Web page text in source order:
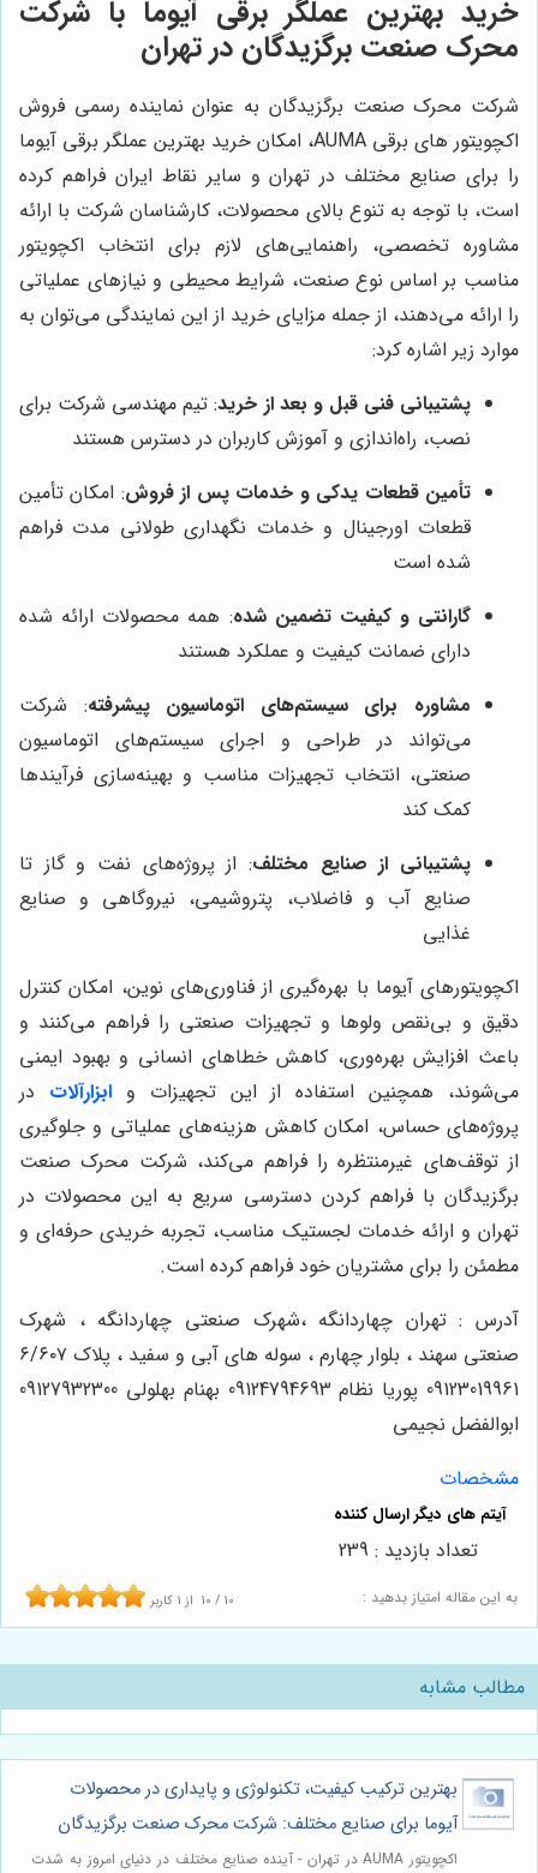
خرید بهترین عملگر برقی آیوما با شرکت
محرک صنعت برگزیدگان در تهران
شرکت محرک صنعت برگزیدگان به عنوان نماینده رسمی فروش
اکچویتور های برقی AUMA، امکان خرید بهترین عملگر برقی آیوما
را برای صنایع مختلف در تهران و سایر نقاط ایران فراهم کرده
است، با توجه به تنوع بالای محصولات، کارشناسان شرکت با ارائه
مشاوره تخصصی، راهنمایی‌های لازم برای انتخاب اکچویتور
مناسب بر اساس نوع صنعت، شرایط محیطی و نیازهای عملیاتی
را ارائه می‌دهند، از جمله مزایای خرید از این نمایندگی می‌توان به
موارد زیر اشاره کرد:
پشتیبانی فنی قبل و بعد از خرید: تیم مهندسی شرکت برای
نصب، راه‌اندازی و آموزش کاربران در دسترس هستند
تأمین قطعات یدکی و خدمات پس از فروش: امکان تأمین
قطعات اورجینال و خدمات نگهداری طولانی مدت فراهم
شده است
گارانتی و کیفیت تضمین شده: همه محصولات ارائه شده
دارای ضمانت کیفیت و عملکرد هستند
مشاوره برای سیستم‌های اتوماسیون پیشرفته: شرکت
می‌تواند در طراحی و اجرای سیستم‌های اتوماسیون
صنعتی، انتخاب تجهیزات مناسب و بهینه‌سازی فرآیندها
کمک کند
پشتیبانی از صنایع مختلف: از پروژه‌های نفت و گاز تا
صنایع آب و فاضلاب، پتروشیمی، نیروگاهی و صنایع
غذایی
اکچویتورهای آیوما با بهره‌گیری از فناوری‌های نوین، امکان کنترل
دقیق و بی‌نقص ولوها و تجهیزات صنعتی را فراهم می‌کنند و
باعث افزایش بهره‌وری، کاهش خطاهای انسانی و بهبود ایمنی
می‌شوند، همچنین استفاده از این تجهیزات و ابزارآلات در
پروژه‌های حساس، امکان کاهش هزینه‌های عملیاتی و جلوگیری
از توقف‌های غیرمنتظره را فراهم می‌کند، شرکت محرک صنعت
برگزیدگان با فراهم کردن دسترسی سریع به این محصولات در
تهران و ارائه خدمات لجستیک مناسب، تجربه خریدی حرفه‌ای و
مطمئن را برای مشتریان خود فراهم کرده است.
آدرس : تهران چهاردانگه ،شهرک صنعتی چهاردانگه ، شهرک
صنعتی سهند ، بلوار چهارم ، سوله های آبی و سفید ، پلاک ۶/۶۰۷
09123019961 پوریا نظام 09124794693 بهنام بهلولی 09127932300
ابوالفضل نجیمی
مشخصات
به این مقاله امتیاز بدهید : 10 / 10 از1 کاربر
تعداد بازدید : 239
مطالب مشابه
بهترین ترکیب کیفیت، تکنولوژی و پایداری در محصولات
آیوما برای صنایع مختلف: شرکت محرک صنعت برگزیدگان
اکچویتور AUMA در تهران - آینده صنایع مختلف در دنیای امروز به شدت